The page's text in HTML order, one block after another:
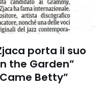
porta il suo
the Garden”
Betty”